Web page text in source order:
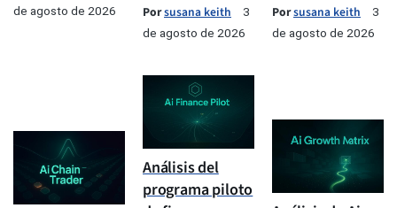
de agosto de 2026
Porsusana keith
3
de agosto de 2026
Porsusana keith
3
de agosto de 2026
Análisis del
programa piloto